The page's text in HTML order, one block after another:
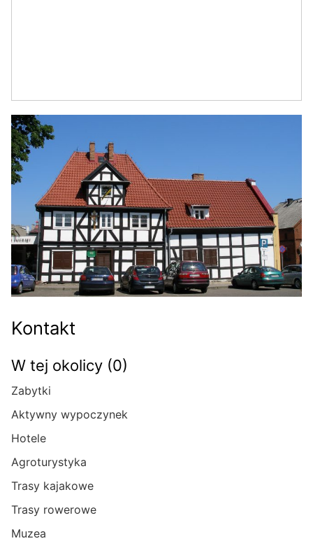
Kontakt
W tej okolicy (0)
Zabytki
Aktywny wypoczynek
Hotele
Agroturystyka
Trasy kajakowe
Trasy rowerowe
Muzea